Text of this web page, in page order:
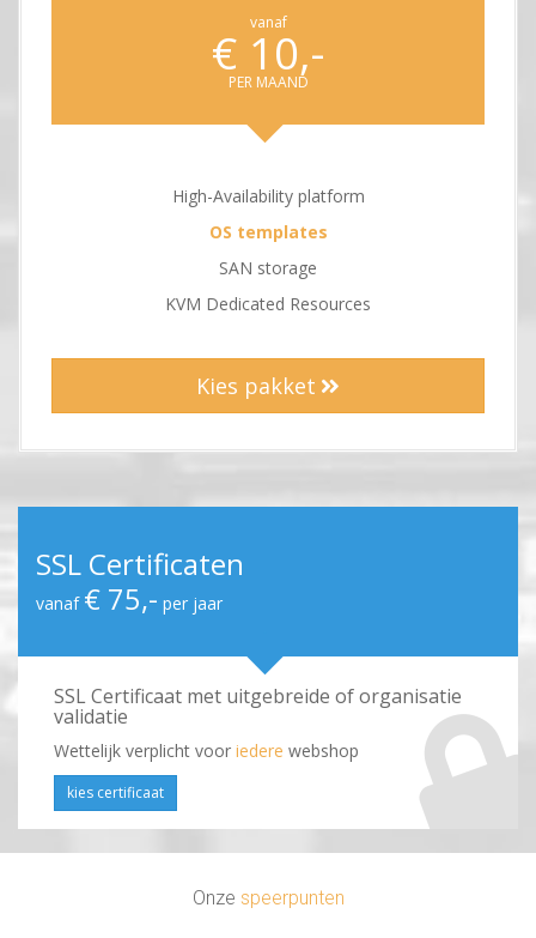
vanaf
€ 10,-
PER MAAND
High-Availability platform
OS templates
SAN storage
KVM Dedicated Resources
Kies pakket
SSL Certificaten
vanaf € 75,- per jaar
SSL Certificaat met uitgebreide of organisatie
validatie
Wettelijk verplicht voor iedere webshop
kies certificaat
Onze speerpunten